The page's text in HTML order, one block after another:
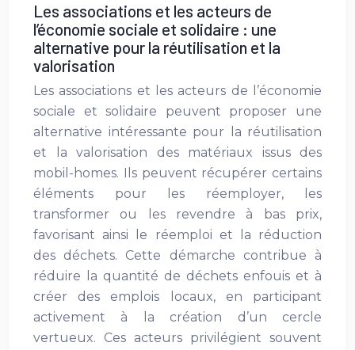
Les associations et les acteurs de
l’économie sociale et solidaire : une
alternative pour la réutilisation et la
valorisation
Les associations et les acteurs de l’économie
sociale et solidaire peuvent proposer une
alternative intéressante pour la réutilisation
et la valorisation des matériaux issus des
mobil-homes. Ils peuvent récupérer certains
éléments pour les réemployer, les
transformer ou les revendre à bas prix,
favorisant ainsi le réemploi et la réduction
des déchets. Cette démarche contribue à
réduire la quantité de déchets enfouis et à
créer des emplois locaux, en participant
activement à la création d’un cercle
vertueux. Ces acteurs privilégient souvent